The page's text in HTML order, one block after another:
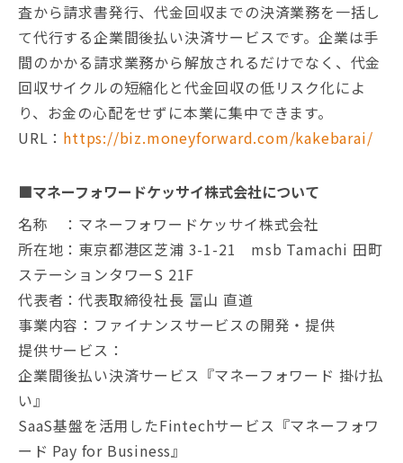
査から請求書発行、代金回収までの決済業務を一括し
て代行する企業間後払い決済サービスです。企業は手
間のかかる請求業務から解放されるだけでなく、代金
回収サイクルの短縮化と代金回収の低リスク化によ
り、お金の心配をせずに本業に集中できます。
URL： https://biz.moneyforward.com/kakebarai/
■マネーフォワードケッサイ株式会社について
名称 ：マネーフォワードケッサイ株式会社
所在地：東京都港区芝浦 3-1-21 msb Tamachi 田町
ステーションタワーS 21F
代表者：代表取締役社長 冨山 直道
事業内容：ファイナンスサービスの開発・提供
提供サービス：
企業間後払い決済サービス『マネーフォワード 掛け払
い』
SaaS基盤を活用したFintechサービス『マネーフォワ
ード Pay for Business』